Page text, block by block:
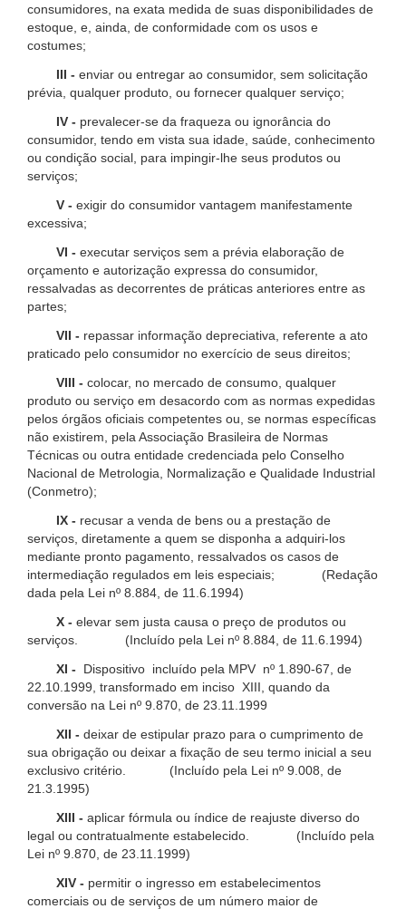
consumidores, na exata medida de suas disponibilidades de
estoque, e, ainda, de conformidade com os usos e
costumes;
III - enviar ou entregar ao consumidor, sem solicitação
prévia, qualquer produto, ou fornecer qualquer serviço;
IV - prevalecer-se da fraqueza ou ignorância do
consumidor, tendo em vista sua idade, saúde, conhecimento
ou condição social, para impingir-lhe seus produtos ou
serviços;
V - exigir do consumidor vantagem manifestamente
excessiva;
VI - executar serviços sem a prévia elaboração de
orçamento e autorização expressa do consumidor,
ressalvadas as decorrentes de práticas anteriores entre as
partes;
VII - repassar informação depreciativa, referente a ato
praticado pelo consumidor no exercício de seus direitos;
VIII - colocar, no mercado de consumo, qualquer
produto ou serviço em desacordo com as normas expedidas
pelos órgãos oficiais competentes ou, se normas específicas
não existirem, pela Associação Brasileira de Normas
Técnicas ou outra entidade credenciada pelo Conselho
Nacional de Metrologia, Normalização e Qualidade Industrial
(Conmetro);
IX - recusar a venda de bens ou a prestação de
serviços, diretamente a quem se disponha a adquiri-los
mediante pronto pagamento, ressalvados os casos de
intermediação regulados em leis especiais; (Redação
dada pela Lei nº 8.884, de 11.6.1994)
X - elevar sem justa causa o preço de produtos ou
serviços. (Incluído pela Lei nº 8.884, de 11.6.1994)
XI -
Dispositivo incluído pela MPV nº 1.890-67, de
22.10.1999, transformado em inciso XIII, quando da
conversão na Lei nº 9.870, de 23.11.1999
XII - deixar de estipular prazo para o cumprimento de
sua obrigação ou deixar a fixação de seu termo inicial a seu
exclusivo critério. (Incluído pela Lei nº 9.008, de
21.3.1995)
XIII - aplicar fórmula ou índice de reajuste diverso do
legal ou contratualmente estabelecido. (Incluído pela
Lei nº 9.870, de 23.11.1999)
XIV - permitir o ingresso em estabelecimentos
comerciais ou de serviços de um número maior de